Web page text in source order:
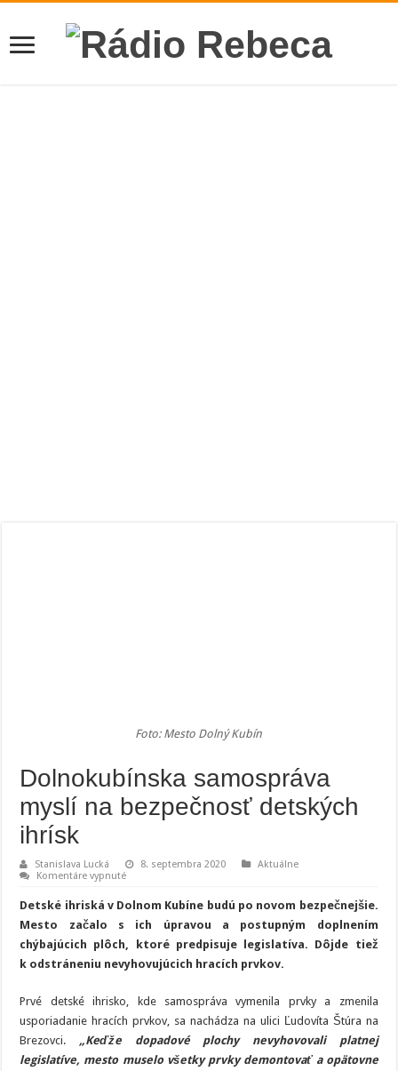
Foto: Mesto Dolný Kubín
Dolnokubínska samospráva
myslí na bezpečnosť detských
ihrísk
Stanislava Lucká 8. septembra 2020
Aktuálne
Komentáre vypnuténa
samospráva
myslí
na
bezpečnosť
detských
Detské ihriská v Dolnom Kubíne budú po novom bezpečnejšie.
Mesto začalo s ich úpravou a postupným doplnením
chýbajúcich plôch, ktoré predpisuje legislatíva. Dôjde tiež
k odstráneniu nevyhovujúcich hracích prvkov.
Prvé detské ihrisko, kde samospráva vymenila prvky a zmenila
usporiadanie hracích prvkov, sa nachádza na ulici Ľudovíta Štúra na
Brezovci. „Keďže dopadové plochy nevyhovovali platnej
legislatíve, mesto muselo všetky prvky demontovať a opätovne